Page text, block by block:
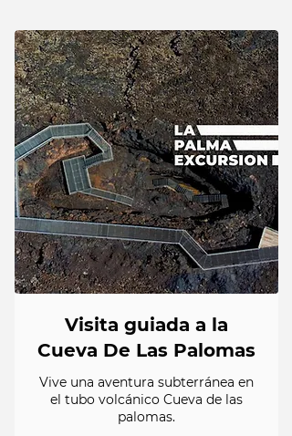
Visita guiada a la
Cueva De Las Palomas
Vive una aventura subterránea en
el tubo volcánico Cueva de las
palomas.